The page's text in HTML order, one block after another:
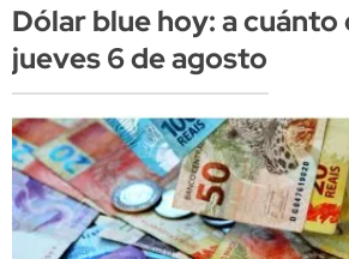
Dólar blue hoy: a
jueves 6 de agosto